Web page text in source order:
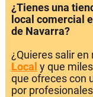
¿Tienes una
local comercial
de Navarra?
¿Quieres salir
Local y que
que ofreces con
por